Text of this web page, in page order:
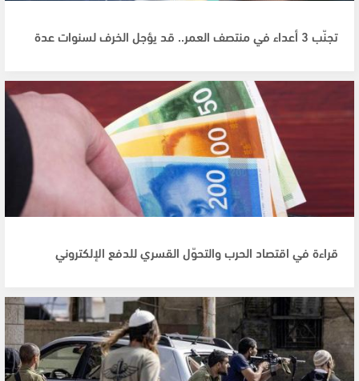
تجنّب 3 أعداء في منتصف العمر.. قد يؤجل الخرف لسنوات عدة
قراءة في اقتصاد الحرب والتحوّل القسري للدفع الإلكتروني